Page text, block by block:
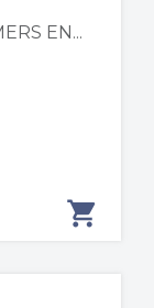
shopping_cart
EN...